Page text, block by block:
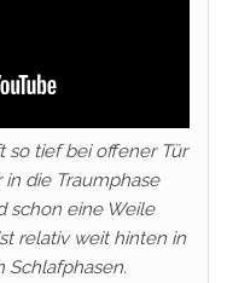
so tief bei offener Tür
in die Traumphase
schon eine Weile
relativ weit hinten in
Schlafphasen.